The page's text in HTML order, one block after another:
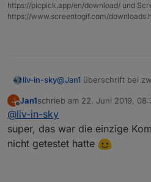
https://picpick.app/en/download/ und
https://www.screentogif.com/
liv-in-sky@Jan1 überschrift bei
J
Offline
Jan1schrieb am 22. Juni 2019,
zuletzt editiert von
@liv-in-sky
super, das war die einzige
nicht getestet hatte